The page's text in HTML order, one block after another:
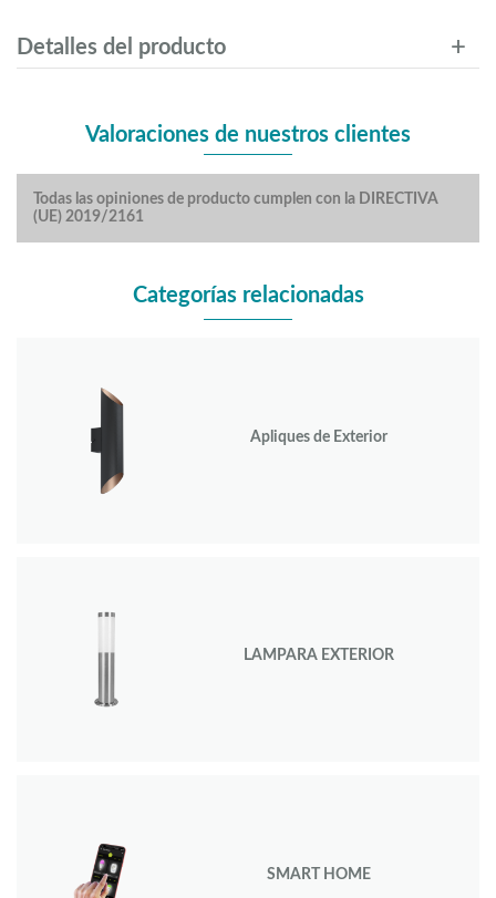
Detalles del producto
Valoraciones de nuestros clientes
Todas las opiniones de producto cumplen con la DIRECTIVA
(UE) 2019/2161
Categorías relacionadas
Apliques de Exterior
LAMPARA EXTERIOR
SMART HOME